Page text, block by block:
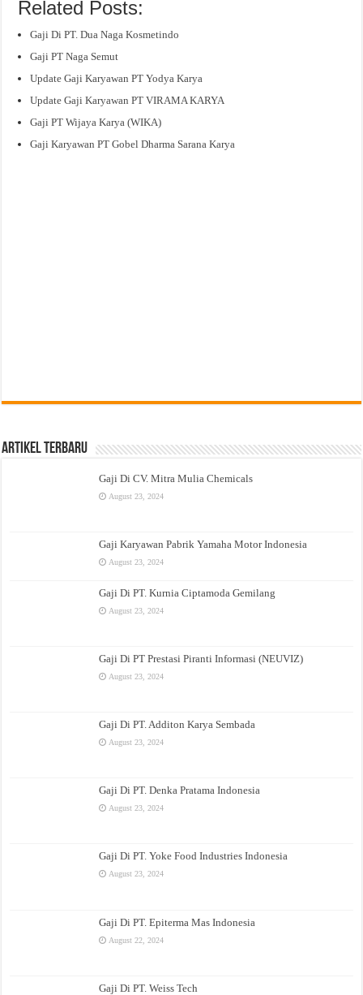
Related Posts:
Gaji Di PT. Dua Naga Kosmetindo
Gaji PT Naga Semut
Update Gaji Karyawan PT Yodya Karya
Update Gaji Karyawan PT VIRAMA KARYA
Gaji PT Wijaya Karya (WIKA)
Gaji Karyawan PT Gobel Dharma Sarana Karya
Artikel Terbaru
Gaji Di CV. Mitra Mulia Chemicals
August 23, 2024
Gaji Karyawan Pabrik Yamaha Motor Indonesia
August 23, 2024
Gaji Di PT. Kurnia Ciptamoda Gemilang
August 23, 2024
Gaji Di PT Prestasi Piranti Informasi (NEUVIZ)
August 23, 2024
Gaji Di PT. Additon Karya Sembada
August 23, 2024
Gaji Di PT. Denka Pratama Indonesia
August 23, 2024
Gaji Di PT. Yoke Food Industries Indonesia
August 23, 2024
Gaji Di PT. Epiterma Mas Indonesia
August 22, 2024
Gaji Di PT. Weiss Tech